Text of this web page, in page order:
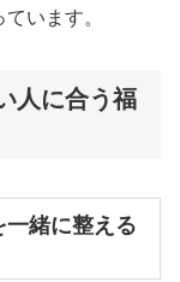
います。
人に合う福
一緒に整える